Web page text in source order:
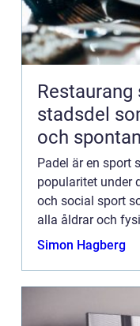
Restaurang
stadsdel
och
Padel är en sport
popularitet under
och social sport
alla åldrar och
padelentusiast och
Simon Hagberg